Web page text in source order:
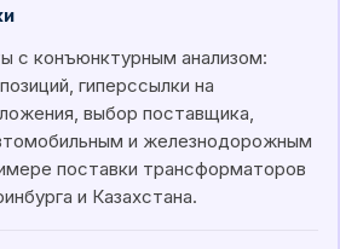
с конъюнктурным анализом:
гиперссылки на
выбор поставщика,
и железнодорожным
поставки трансформаторов
и Казахстана.